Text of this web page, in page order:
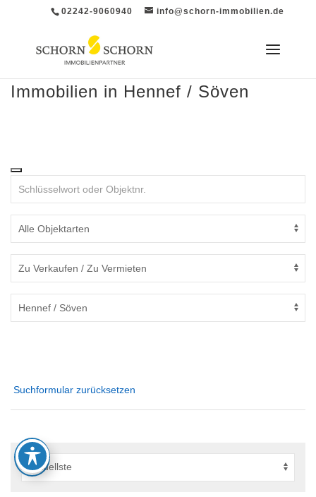
02242-9060940 info@schorn-immobilien.de
Immobilien in Hennef / Söven
Suchformular zurücksetzen